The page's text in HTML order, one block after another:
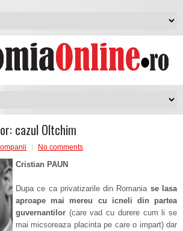
cazul Oltchim
No comments
Cristian PAUN
Dupa ce ca privatizarile din Romania se lasa
aproape mai mereu cu icneli din partea
guvernantilor (care vad cu durere cum li se
mai micsoreaza placinta pe care o impart) dar